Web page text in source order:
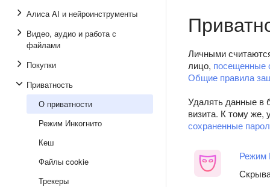
Алиса AI и нейроинструменты
Видео, аудио и работа с
файлами
Покупки
Приватность
О приватности
Режим Инкогнито
Кеш
Файлы cookie
Трекеры
Личными
лицо, посещенные
Общие правила
Удалять данные в
визита. К тому же,
сохраненные
Режим